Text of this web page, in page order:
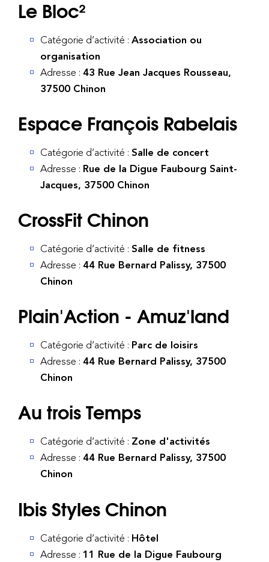
Le Bloc²
Catégorie d’activité : Association ou
organisation
Adresse : 43 Rue Jean Jacques Rousseau,
37500 Chinon
Espace François Rabelais
Catégorie d’activité : Salle de concert
Adresse : Rue de la Digue Faubourg Saint-
Jacques, 37500 Chinon
CrossFit Chinon
Catégorie d’activité : Salle de fitness
Adresse : 44 Rue Bernard Palissy, 37500
Chinon
Plain'Action - Amuz'land
Catégorie d’activité : Parc de loisirs
Adresse : 44 Rue Bernard Palissy, 37500
Chinon
Au trois Temps
Catégorie d’activité : Zone d'activités
Adresse : 44 Rue Bernard Palissy, 37500
Chinon
Ibis Styles Chinon
Catégorie d’activité : Hôtel
Adresse : 11 Rue de la Digue Faubourg